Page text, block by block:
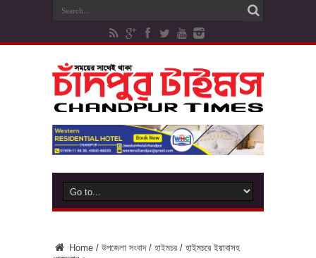
Home / উপজেলা সংবাদ / হাইমচর / হাইমচরে ইয়াবাসহ